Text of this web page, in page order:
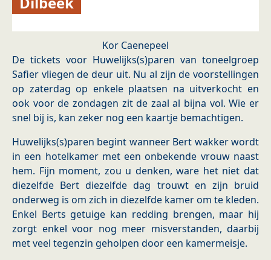
Kor Caenepeel
De tickets voor Huwelijks(s)paren van toneelgroep
Safier vliegen de deur uit. Nu al zijn de voorstellingen
op zaterdag op enkele plaatsen na uitverkocht en
ook voor de zondagen zit de zaal al bijna vol. Wie er
snel bij is, kan zeker nog een kaartje bemachtigen.
Huwelijks(s)paren begint wanneer Bert wakker wordt
in een hotelkamer met een onbekende vrouw naast
hem. Fijn moment, zou u denken, ware het niet dat
diezelfde Bert diezelfde dag trouwt en zijn bruid
onderweg is om zich in diezelfde kamer om te kleden.
Enkel Berts getuige kan redding brengen, maar hij
zorgt enkel voor nog meer misverstanden, daarbij
met veel tegenzin geholpen door een kamermeisje.